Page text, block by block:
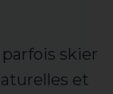
skier
et